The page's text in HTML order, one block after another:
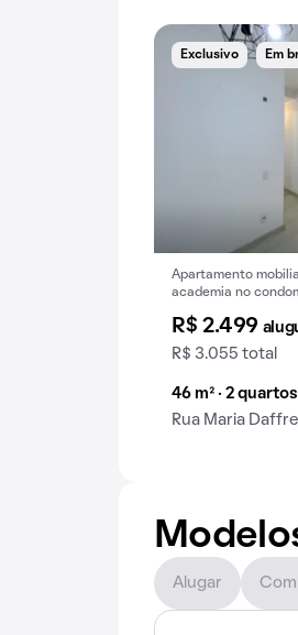
Exclusivo Em
Apartamento
academia no
R$ 2.499
R$ 3.055 total
46 m² · 2 quartos
Rua Maria
Alugar